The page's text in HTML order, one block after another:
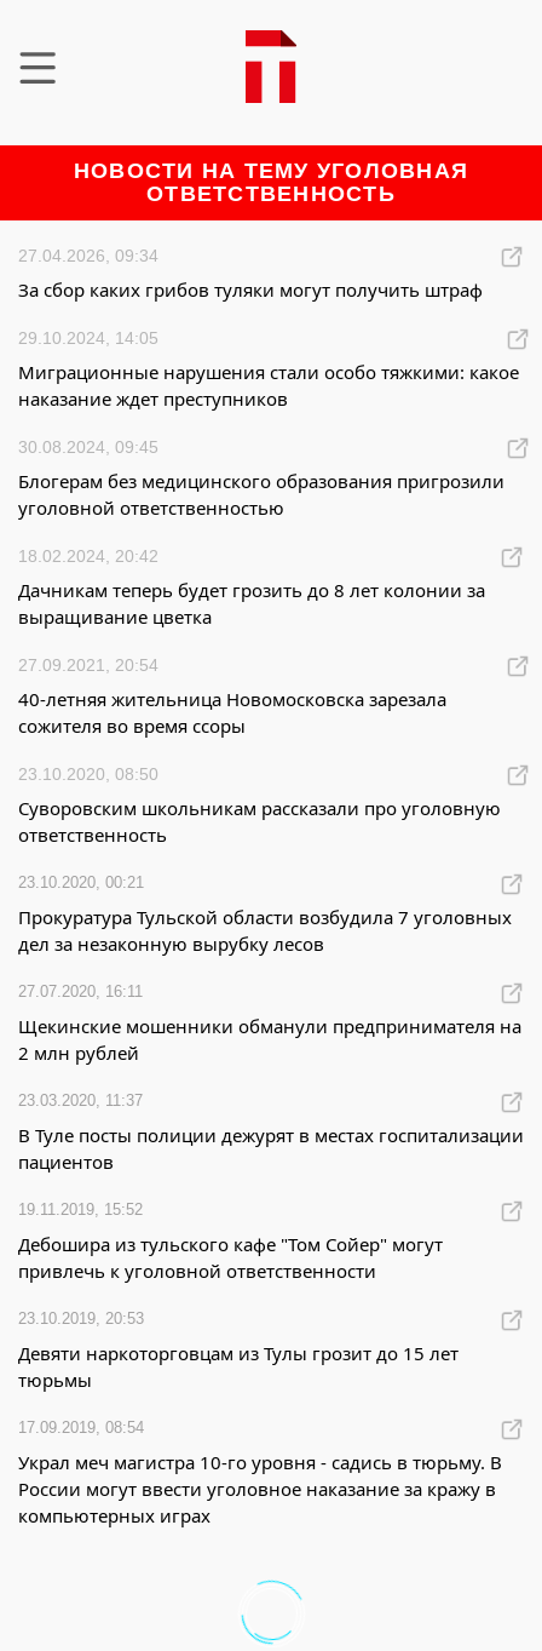
НОВОСТИ НА ТЕМУ УГОЛОВНАЯ
ОТВЕТСТВЕННОСТЬ
27.04.2026, 09:34
За сбор каких грибов туляки могут получить штраф
29.10.2024, 14:05
Миграционные нарушения стали особо тяжкими: какое
наказание ждет преступников
30.08.2024, 09:45
Блогерам без медицинского образования пригрозили
уголовной ответственностью
18.02.2024, 20:42
Дачникам теперь будет грозить до 8 лет колонии за
выращивание цветка
27.09.2021, 20:54
40-летняя жительница Новомосковска зарезала
сожителя во время ссоры
23.10.2020, 08:50
Суворовским школьникам рассказали про уголовную
ответственность
23.10.2020, 00:21
Прокуратура Тульской области возбудила 7 уголовных
дел за незаконную вырубку лесов
27.07.2020, 16:11
Щекинские мошенники обманули предпринимателя на
2 млн рублей
23.03.2020, 11:37
В Туле посты полиции дежурят в местах госпитализации
пациентов
19.11.2019, 15:52
Дебошира из тульского кафе "Том Сойер" могут
привлечь к уголовной ответственности
23.10.2019, 20:53
Девяти наркоторговцам из Тулы грозит до 15 лет
тюрьмы
17.09.2019, 08:54
Украл меч магистра 10-го уровня - садись в тюрьму. В
России могут ввести уголовное наказание за кражу в
компьютерных играх